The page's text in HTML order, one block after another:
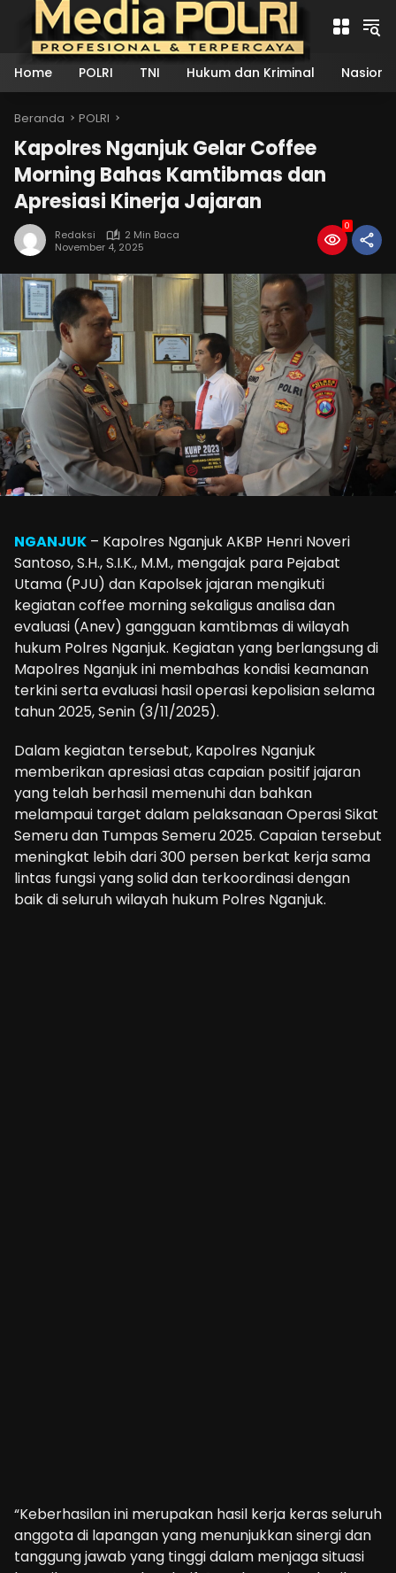
Langsung
konten
Home
POLRI TNI Hukum dan Kriminal
Beranda POLRI
Kapolres Nganjuk Gelar Coffee
Morning Bahas Kamtibmas dan
Apresiasi Kinerja Jajaran
Redaksi
2 Min Baca
November 4, 2025
0
NGANJUK – Kapolres Nganjuk AKBP Henri Noveri
Santoso, S.H., S.I.K., M.M., mengajak para Pejabat
Utama (PJU) dan Kapolsek jajaran mengikuti
kegiatan coffee morning sekaligus analisa dan
evaluasi (Anev) gangguan kamtibmas di wilayah
hukum Polres Nganjuk. Kegiatan yang berlangsung di
Mapolres Nganjuk ini membahas kondisi keamanan
terkini serta evaluasi hasil operasi kepolisian selama
tahun 2025, Senin (3/11/2025).
Dalam kegiatan tersebut, Kapolres Nganjuk
memberikan apresiasi atas capaian positif jajaran
yang telah berhasil memenuhi dan bahkan
melampaui target dalam pelaksanaan Operasi Sikat
Semeru dan Tumpas Semeru 2025. Capaian tersebut
meningkat lebih dari 300 persen berkat kerja sama
lintas fungsi yang solid dan terkoordinasi dengan
baik di seluruh wilayah hukum Polres Nganjuk.
“Keberhasilan ini merupakan hasil kerja keras seluruh
anggota di lapangan yang menunjukkan sinergi dan
tanggung jawab yang tinggi dalam menjaga situasi